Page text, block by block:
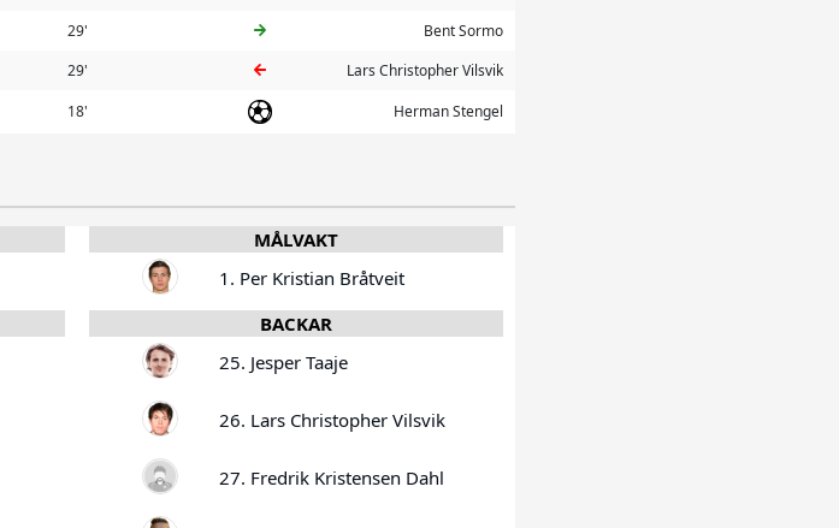
29'
Bent Sormo
29'
Lars Christopher Vilsvik
18'
Herman Stengel
MÅLVAKT
1. Per Kristian Bråtveit
BACKAR
25. Jesper Taaje
26. Lars Christopher Vilsvik
27. Fredrik Kristensen Dahl